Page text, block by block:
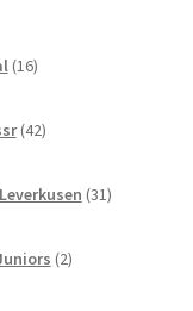
16izdelkov
42izdelkov
31izdelkov
2izdelka